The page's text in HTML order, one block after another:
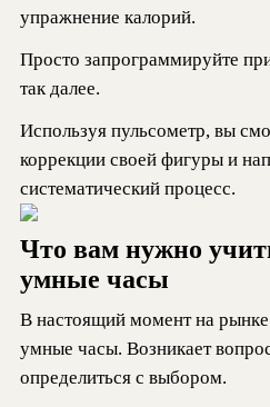
упражнение калорий.
Просто запрограммируйте
так далее.
Используя пульсометр, вы
коррекции своей фигуры и
систематический процесс.
Что вам нужно
умные часы
В настоящий момент на
умные часы. Возникает
определиться с выбором.